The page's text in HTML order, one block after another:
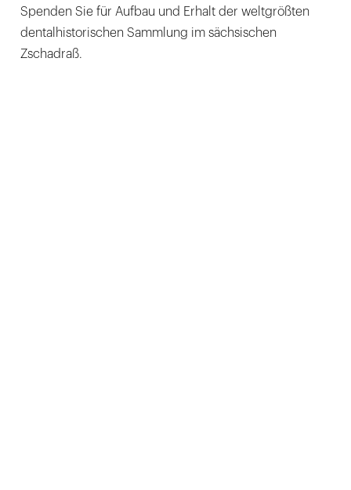
Spenden Sie für Aufbau und Erhalt der weltgrößten
dentalhistorischen Sammlung im sächsischen
Zschadraß.